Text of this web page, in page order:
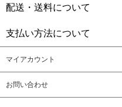
配送・送料について
支払い方法について
マイアカウント
お問い合わせ